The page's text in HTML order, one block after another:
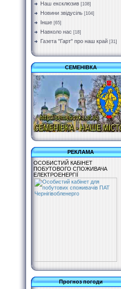
Наш ексклюзив [108]
Новини звідусіль [104]
Інше [65]
Навколо нас [18]
Газета "Гарт" про наш край [31]
СЕМЕНІВКА
РЕКЛАМА
ОСОБИСТИЙ КАБІНЕТ
ПОБУТОВОГО СПОЖИВАЧА
ЕЛЕКТРОЕНЕРГІЇ
Прогноз погоди